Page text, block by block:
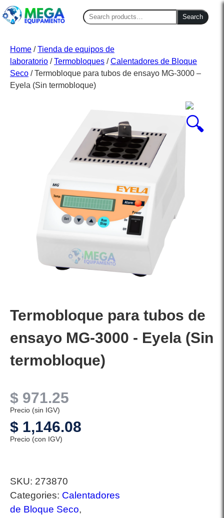
Search
for:
Search
Home /Tienda de equipos de
laboratorio /Termobloques /Calentadores de Bloque
Seco / Termobloque para tubos de ensayo MG-3000 –
Eyela (Sin termobloque)
Termobloque para tubos de
ensayo MG-3000 - Eyela (Sin
termobloque)
$ 971.25
Precio (sin IGV)
$ 1,146.08
Precio (con IGV)
SKU: 273870
Categories: Calentadores
de Bloque Seco,